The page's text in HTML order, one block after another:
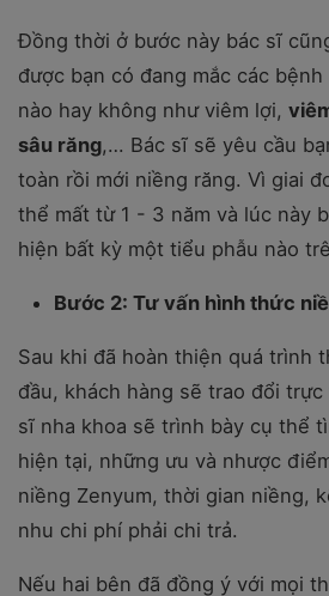
Đồng thời ở bước này bác sĩ
được bạn có đang mắc các
nào hay không như viêm lợi,
sâu răng,… Bác sĩ sẽ yêu cầu
toàn rồi mới niềng răng. Vì giai
thể mất từ 1 - 3 năm và lúc này
hiện bất kỳ một tiểu phẫu nào
Bước 2: Tư vấn hình thức
Sau khi đã hoàn thiện quá trình
đầu, khách hàng sẽ trao đổi
sĩ nha khoa sẽ trình bày cụ thể
hiện tại, những ưu và nhược
niềng Zenyum, thời gian niềng,
nhu chi phí phải chi trả.
Nếu hai bên đã đồng ý với mọi